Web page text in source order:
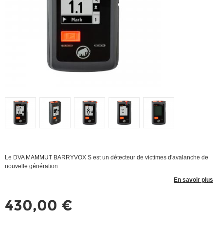
Le DVA MAMMUT BARRYVOX S est un détecteur de victimes d'avalanche de
nouvelle génération
En savoir plus
430,00 €